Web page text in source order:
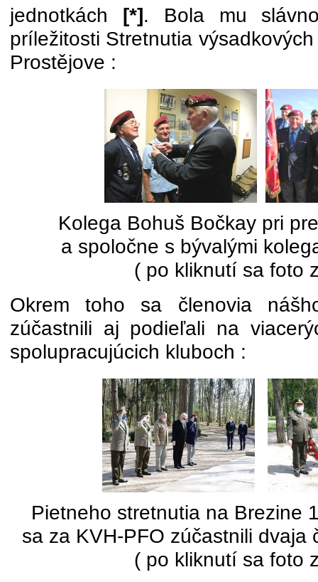
jednotkách [*]. Bola mu
príležitosti Stretnutia
Prostějove :
Kolega Bohuš Bočkay pri
a spoločne s bývalými
( po kliknutí sa foto
Okrem toho sa členovia
zúčastnili aj podieľali na
spolupracujúcich kluboch :
Pietneho stretnutia na Brezine
sa za KVH-PFO zúčastnili dvaja
( po kliknutí sa foto